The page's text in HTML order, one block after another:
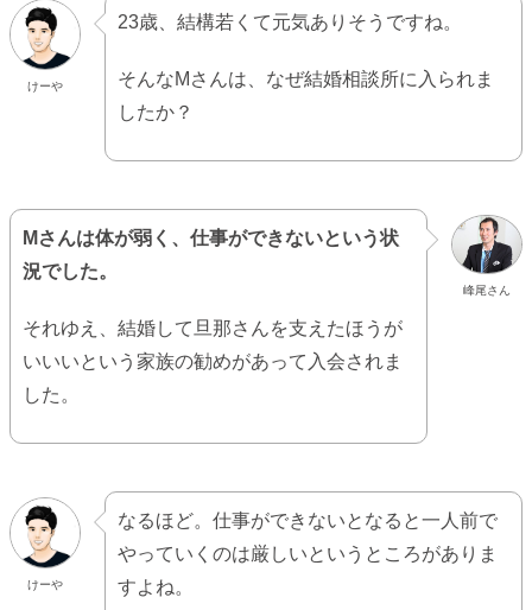
けーや
23歳、結構若くて元気ありそうですね。
そんなMさんは、なぜ結婚相談所に入られま
したか？
峰尾さん
Mさんは体が弱く、仕事ができないという状
況でした。
それゆえ、結婚して旦那さんを支えたほうが
いいいという家族の勧めがあって入会されま
した。
けーや
なるほど。仕事ができないとなると一人前で
やっていくのは厳しいというところがありま
すよね。